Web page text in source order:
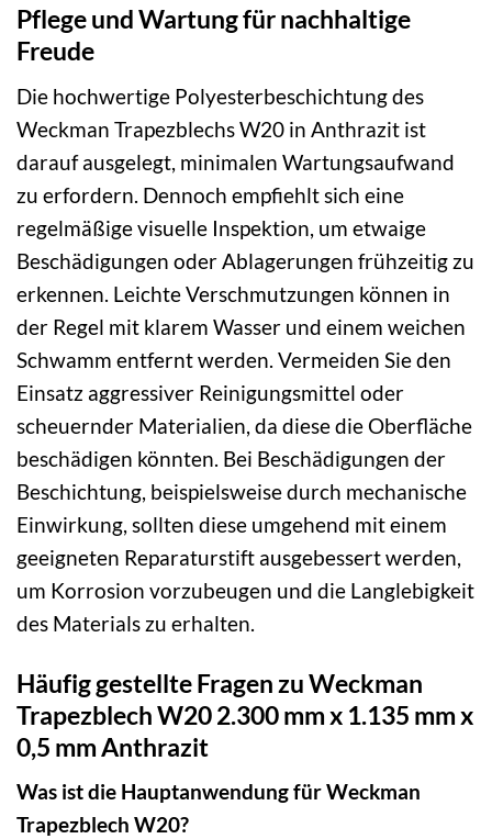
Pflege und Wartung für nachhaltige
Freude
Die hochwertige Polyesterbeschichtung des
Weckman Trapezblechs W20 in Anthrazit ist
darauf ausgelegt, minimalen Wartungsaufwand
zu erfordern. Dennoch empfiehlt sich eine
regelmäßige visuelle Inspektion, um etwaige
Beschädigungen oder Ablagerungen frühzeitig zu
erkennen. Leichte Verschmutzungen können in
der Regel mit klarem Wasser und einem weichen
Schwamm entfernt werden. Vermeiden Sie den
Einsatz aggressiver Reinigungsmittel oder
scheuernder Materialien, da diese die Oberfläche
beschädigen könnten. Bei Beschädigungen der
Beschichtung, beispielsweise durch mechanische
Einwirkung, sollten diese umgehend mit einem
geeigneten Reparaturstift ausgebessert werden,
um Korrosion vorzubeugen und die Langlebigkeit
des Materials zu erhalten.
Häufig gestellte Fragen zu Weckman
Trapezblech W20 2.300 mm x 1.135 mm x
0,5 mm Anthrazit
Was ist die Hauptanwendung für Weckman
Trapezblech W20?